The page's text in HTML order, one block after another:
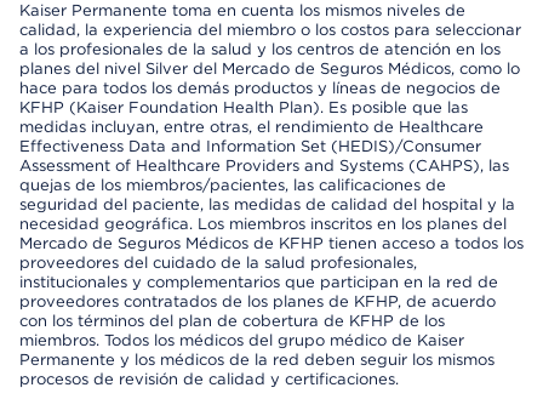
Kaiser Permanente toma en cuenta los mismos niveles de
calidad, la experiencia del miembro o los costos para seleccionar
a los profesionales de la salud y los centros de atención en los
planes del nivel Silver del Mercado de Seguros Médicos, como lo
hace para todos los demás productos y líneas de negocios de
KFHP (Kaiser Foundation Health Plan). Es posible que las
medidas incluyan, entre otras, el rendimiento de Healthcare
Effectiveness Data and Information Set (HEDIS)/Consumer
Assessment of Healthcare Providers and Systems (CAHPS), las
quejas de los miembros/pacientes, las calificaciones de
seguridad del paciente, las medidas de calidad del hospital y la
necesidad geográfica. Los miembros inscritos en los planes del
Mercado de Seguros Médicos de KFHP tienen acceso a todos los
proveedores del cuidado de la salud profesionales,
institucionales y complementarios que participan en la red de
proveedores contratados de los planes de KFHP, de acuerdo
con los términos del plan de cobertura de KFHP de los
miembros. Todos los médicos del grupo médico de Kaiser
Permanente y los médicos de la red deben seguir los mismos
procesos de revisión de calidad y certificaciones.